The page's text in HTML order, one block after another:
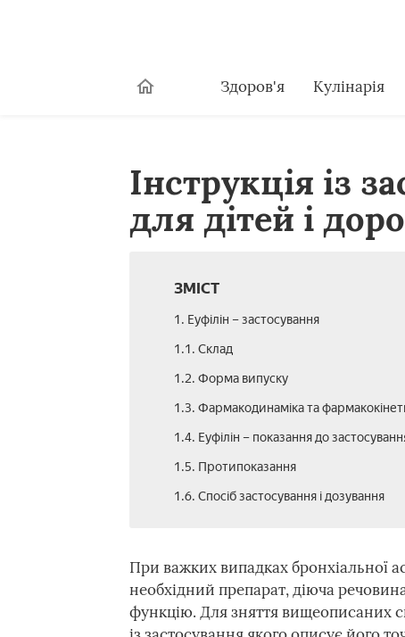
Здоров'я Кулінарія
Інструкція із
для дітей і
ЗМІСТ
1. Еуфілін – застосування
1.1. Склад
1.2. Форма випуску
1.3. Фармакодинаміка та
1.4. Еуфілін – показання до
1.5. Протипоказання
1.6. Спосіб застосування і дозування
При важких випадках бронхіальної
необхідний препарат, діюча
функцію. Для зняття вищеописаних